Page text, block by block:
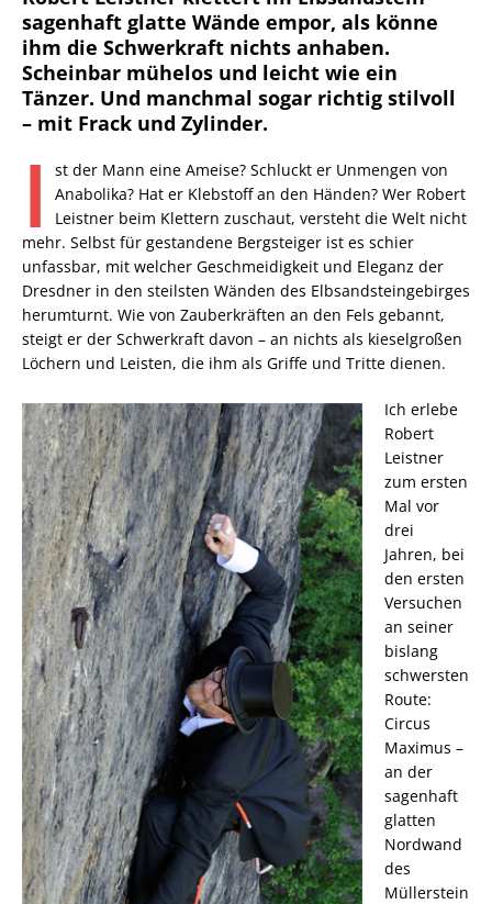
sagenhaft glatte Wände empor, als könne
ihm die Schwerkraft nichts anhaben.
Scheinbar mühelos und leicht wie ein
Tänzer. Und manchmal sogar richtig stilvoll
– mit Frack und Zylinder.
I
st der Mann eine Ameise? Schluckt er Unmengen von
Anabolika? Hat er Klebstoff an den Händen? Wer Robert
Leistner beim Klettern zuschaut, versteht die Welt nicht
mehr. Selbst für gestandene Bergsteiger ist es schier
unfassbar, mit welcher Geschmeidigkeit und Eleganz der
Dresdner in den steilsten Wänden des Elbsandsteingebirges
herumturnt. Wie von Zauberkräften an den Fels gebannt,
steigt er der Schwerkraft davon – an nichts als kieselgroßen
Löchern und Leisten, die ihm als Griffe und Tritte dienen.
Ich erlebe
Robert
Leistner
zum ersten
Mal vor
drei
Jahren, bei
den ersten
Versuchen
an seiner
bislang
schwersten
Route:
Circus
Maximus –
an der
sagenhaft
glatten
Nordwand
des
Müllerstein